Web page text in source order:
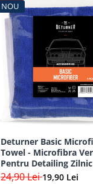
NOU
Deturner Basic
Towel - Microfibra
Pentru Detailing
GSM
24,90 Lei19,90 Lei